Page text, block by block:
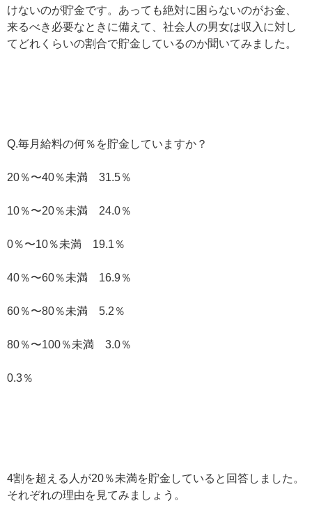
けないのが貯金です。あっても絶対に困らないのがお金、
来るべき必要なときに備えて、社会人の男女は収入に対し
てどれくらいの割合で貯金しているのか聞いてみました。
Q.毎月給料の何％を貯金していますか？
20％〜40％未満 31.5％
10％〜20％未満 24.0％
0％〜10％未満 19.1％
40％〜60％未満 16.9％
60％〜80％未満 5.2％
80％〜100％未満 3.0％
0.3％
4割を超える人が20％未満を貯金していると回答しました。
それぞれの理由を見てみましょう。